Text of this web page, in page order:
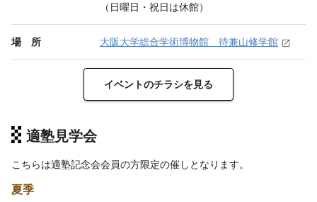
（ 日曜日 ・ 祝日は休館）
場 所 大阪大学総合学術博物館 待兼山修学館
イベントのチラシを見る
適塾見学会
こちらは適塾記念会会員の方限定の催しとなります。
夏季